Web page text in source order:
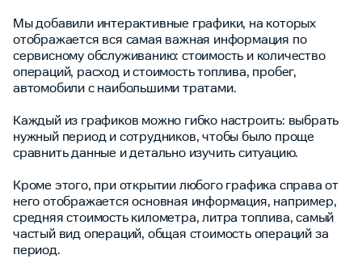
Мы добавили интерактивные графики, на которых
отображается вся самая важная информация по
сервисному обслуживанию: стоимость и количество
операций, расход и стоимость топлива, пробег,
автомобили с наибольшими тратами.
Каждый из графиков можно гибко настроить: выбрать
нужный период и сотрудников, чтобы было проще
сравнить данные и детально изучить ситуацию.
Кроме этого, при открытии любого графика справа от
него отображается основная информация, например,
средняя стоимость километра, литра топлива, самый
частый вид операций, общая стоимость операций за
период.